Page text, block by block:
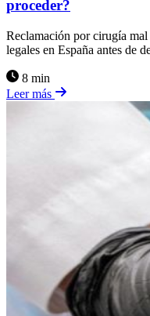
proceder?
Reclamación por cirugía
legales en España antes de
8 min
Leer más